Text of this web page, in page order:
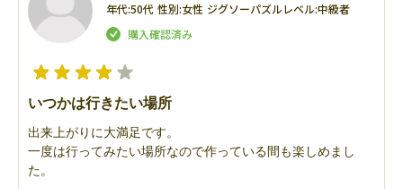
年代:50代 性別:女性 ジグソーパズルレベル:中級者
いつかは行きたい場所
出来上がりに大満足です。
一度は行ってみたい場所なので作っている間も楽しめまし
た。